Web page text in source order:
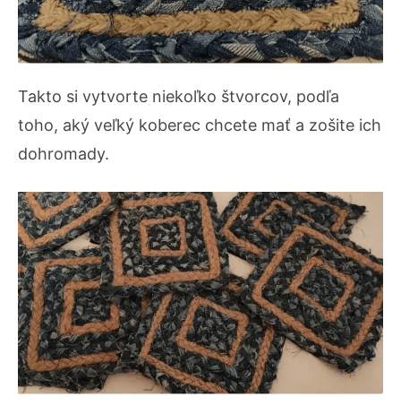
Takto si vytvorte niekoľko štvorcov, podľa
toho, aký veľký koberec chcete mať a zošite ich
dohromady.